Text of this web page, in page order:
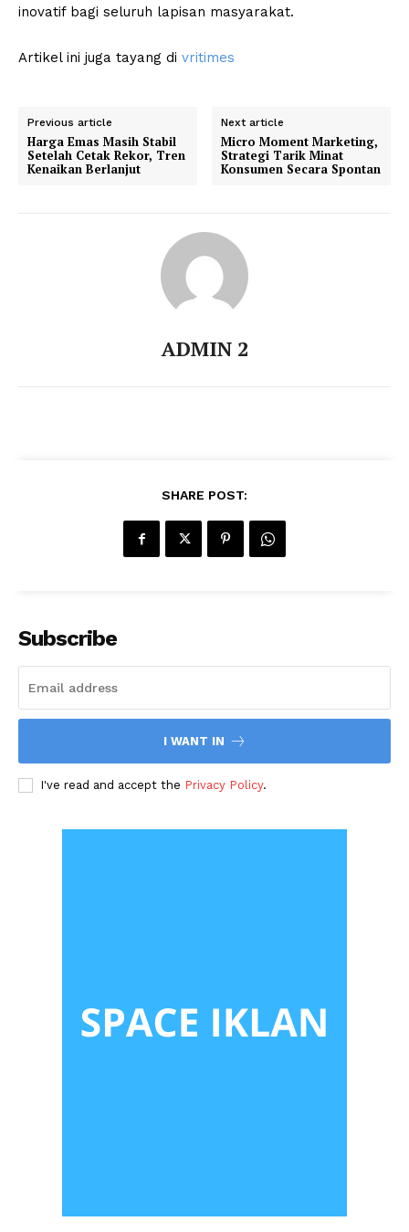
inovatif bagi seluruh lapisan masyarakat.
Artikel ini juga tayang di vritimes
Previous article
Harga Emas Masih Stabil
Setelah Cetak Rekor, Tren
Kenaikan Berlanjut
Next article
Micro Moment Marketing,
Strategi Tarik Minat
Konsumen Secara Spontan
ADMIN 2
SHARE POST:
Subscribe
I WANT IN
I've read and accept the Privacy Policy.